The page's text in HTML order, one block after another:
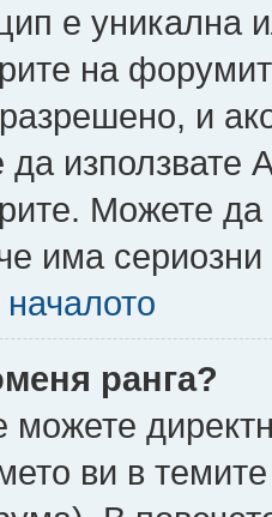
е уникална
на
и
използвате
Можете да
има сериозни
ранга?
ви в